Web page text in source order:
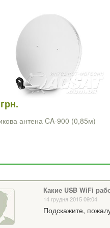
антена CA-900 (0,85м)
Какие USB WiFi
14 грудня 2015 09:04
Подскажите,